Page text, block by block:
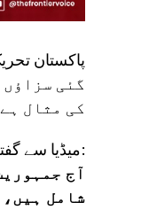
گئی
کی مثال
میڈیا سے گفتگو میں گوہر نے کہا:
شامل